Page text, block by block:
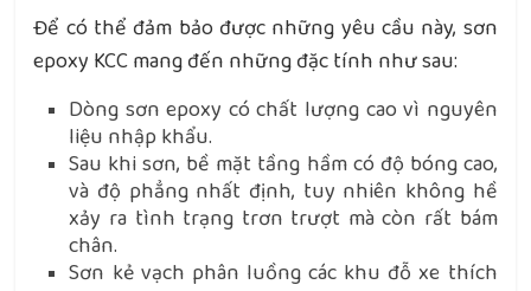
Để có thể đảm bảo được những yêu cầu này, sơn
epoxy KCC mang đến những đặc tính như sau:
Dòng sơn epoxy có chất lượng cao vì nguyên
liệu nhập khẩu.
Sau khi sơn, bề mặt tầng hầm có độ bóng cao,
và độ phẳng nhất định, tuy nhiên không hề
xảy ra tình trạng trơn trượt mà còn rất bám
chân.
Sơn kẻ vạch phân luồng các khu đỗ xe thích